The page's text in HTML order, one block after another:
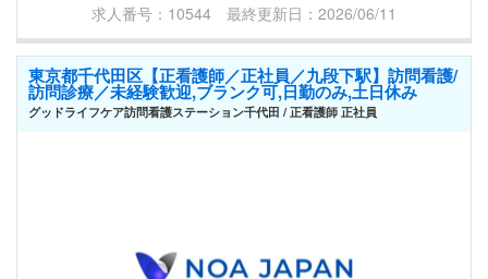
求人番号：10544 最終更新日：2026/06/11
東京都千代田区【正看護師／正社員／九段下駅】訪問看護/
訪問診療／未経験歓迎,ブランク可,日勤のみ,土日休み
グッドライフケア訪問看護ステーション千代田 / 正看護師 正社員